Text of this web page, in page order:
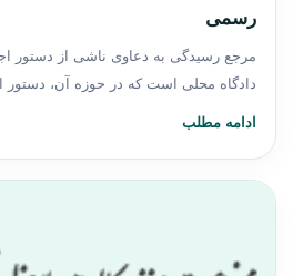
رسمی
مرجع رسیدگی به دعاوی ناشی از دستور
دادگاه محلی است که در حوزه آن، دستور
ادامه مطلب